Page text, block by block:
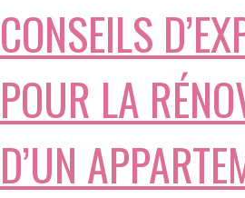
CONSEILS
POUR LA
D’UN